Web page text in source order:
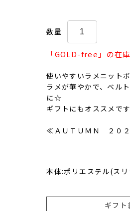
数量
「GOLD-free」の在
使いやすいラメニットボ
ラメが華やかで、ベル
に☆
ギフトにもオススメです
≪ＡＵＴＵＭＮ ２０
本体:ポリエステル(ス
ギフト